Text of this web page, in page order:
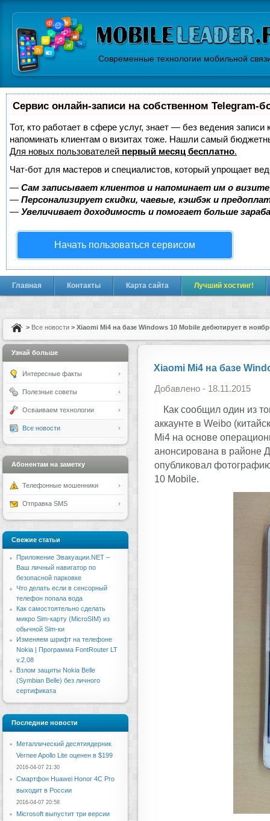
Современные технологии мобильной
Сервис онлайн-записи на собственном Telegram-
Тот, кто работает в сфере услуг, знает — без ведения
напоминать клиентам о визитах тоже. Нашли самый
Для новых пользователей первый месяц бесплатно.
Чат-бот для мастеров и специалистов, который упрощает
— Сам записывает клиентов и напоминает им о
— Персонализирует скидки, чаевые, кэшбэк и
— Увеличивает доходимость и помогает больше
Начать пользоваться сервисом
Главная Контакты Карта сайта Лучший хостинг!
> Все новости > Xiaomi Mi4 на базе Windows 10 Mobile дебютирует в
Xiaomi Mi4 на базе
Добавлено - 18.11.2015
Как сообщил один из
аккаунте в Weibo
Mi4 на основе
анонсирована в районе
опубликовал
10 Mobile.
Узнай больше
Интересные факты
Полезные советы
Осваиваем технологии
Все новости
Абонентам на заметку
Телефонные мошенники
Отправка SMS
Свежие статьи
Приложение Эвакуации.NET –
Ваш личный навигатор по
безопасной парковке
Что делать если в сенсорный
телефон попала вода
Как самостоятельно сделать
микро Sim-карту (MicroSIM) из
обычной Sim-ки
Изменяем шрифт на телефоне
Nokia | Программа FontRouter LT
v.2.08
Взлом защиты Nokia Belle
(Symbian Belle) без личного
сертификата
Последние новости
Металлический десятиядерник
Vernee Apollo Lite оценен в $199
2016-04-07 21:30
Смартфон Huawei Honor 4C Pro
выходит в России
2016-04-07 20:58
Microsoft выпустит три версии